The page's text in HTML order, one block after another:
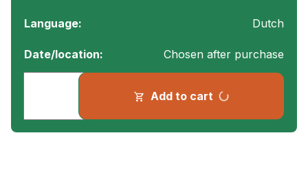
Language: Dutch
Date/location: Chosen after purchase
shopping_cart Add to cart progress_activity